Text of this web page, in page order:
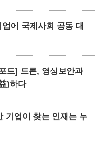
에 국제사회 공동 대
트] 드론, 영상보안과
)하다
기업이 찾는 인재는 누